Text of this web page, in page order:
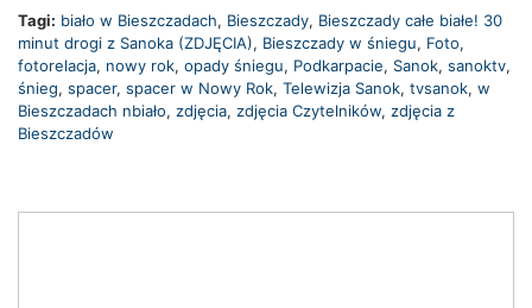
Tagi: biało w Bieszczadach, Bieszczady, Bieszczady całe białe! 30
minut drogi z Sanoka (ZDJĘCIA), Bieszczady w śniegu, Foto,
fotorelacja, nowy rok, opady śniegu, Podkarpacie, Sanok, sanoktv,
śnieg, spacer, spacer w Nowy Rok, Telewizja Sanok, tvsanok, w
Bieszczadach nbiało, zdjęcia, zdjęcia Czytelników, zdjęcia z
Bieszczadów